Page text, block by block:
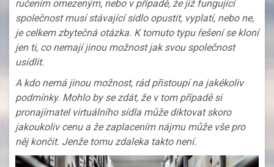
ručením omezeným, nebo v případě, že již fungující
společnost musí stávající sídlo opustit, vyplatí, nebo ne,
je celkem zbytečná otázka. K tomuto typu řešení se kloní
jen ti, co nemají jinou možnost jak svou společnost
usídlit.
A kdo nemá jinou možnost, rád přistoupí na jakékoliv
podmínky. Mohlo by se zdát, že v tom případě si
pronajímatel virtuálního sídla může diktovat skoro
jakoukoliv cenu a že zaplacením nájmu může vše pro
něj končit. Jenže tomu zdaleka takto není.